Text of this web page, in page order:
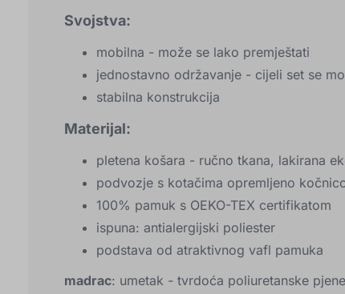
Svojstva:
mobilna - može se lako premještati
jednostavno održavanje - cijeli set se
stabilna konstrukcija
Materijal:
pletena košara - ručno tkana, lakirana
podvozje s kotačima opremljeno
100% pamuk s OEKO-TEX certifikatom
ispuna: antialergijski poliester
podstava od atraktivnog vafl pamuka
madrac: umetak - tvrdoća poliuretanske